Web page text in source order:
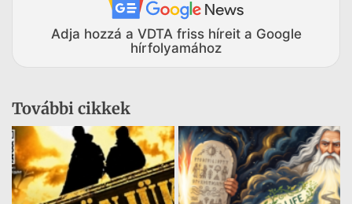
Adja hozzá a VDTA friss híreit a Google
hírfolyamához
További cikkek